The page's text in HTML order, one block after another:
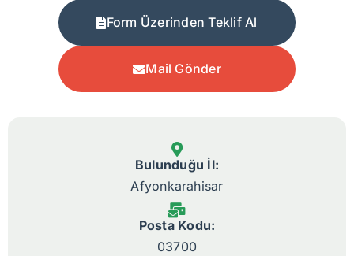
Form Üzerinden Teklif Al
Mail Gönder
Bulunduğu İl:
Afyonkarahisar
Posta Kodu:
03700